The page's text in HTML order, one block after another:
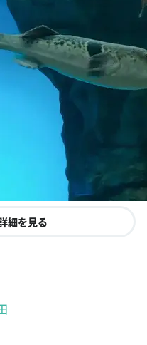
細を見る